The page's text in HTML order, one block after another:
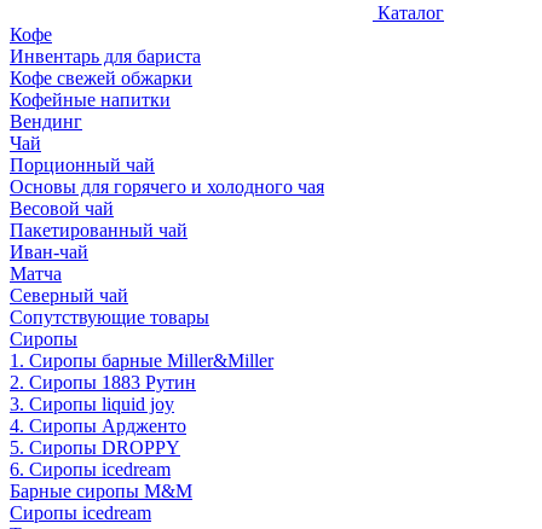
Каталог
Кофе
Инвентарь для бариста
Кофе свежей обжарки
Кофейные напитки
Вендинг
Чай
Порционный чай
Основы для горячего и холодного чая
Весовой чай
Пакетированный чай
Иван-чай
Матча
Северный чай
Сопутствующие товары
Сиропы
1. Сиропы барные Miller&Miller
2. Сиропы 1883 Рутин
3. Cиропы liquid joy
4. Cиропы Ардженто
5. Сиропы DROPPY
6. Сиропы icedream
Барные сиропы M&M
Сиропы icedream